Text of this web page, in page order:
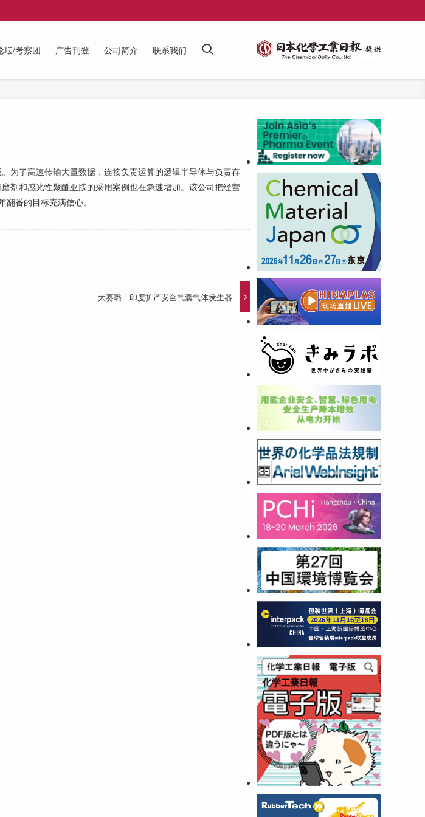
坛/考察团 广告刊登 公司简介 联系我们
了高速传输大量数据，连接负责运算的逻辑半导体与负责存
和感光性聚酰亚胺的采用案例也在急速增加。该公司把经营
番的目标充满信心。
大赛璐 印度扩产安全气囊气体发生器